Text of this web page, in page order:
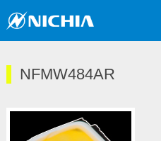
NFMW484AR